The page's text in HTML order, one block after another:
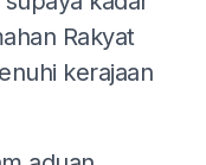
Rakyat
kerajaan